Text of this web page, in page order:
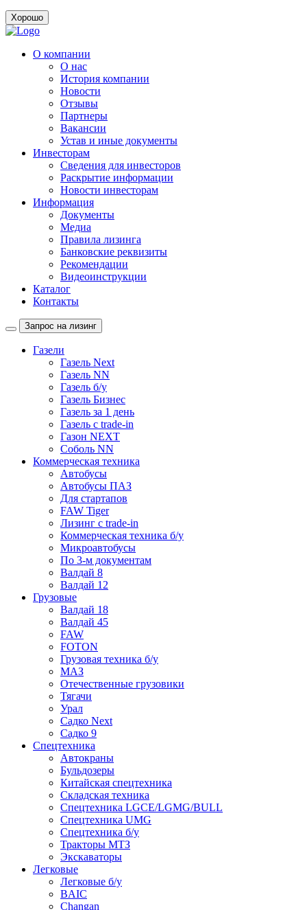
Хорошо
О компании
О нас
История компании
Новости
Отзывы
Партнеры
Вакансии
Устав и иные документы
Инвесторам
Сведения для инвесторов
Раскрытие информации
Новости инвесторам
Информация
Документы
Медиа
Правила лизинга
Банковские реквизиты
Рекомендации
Видеоинструкции
Каталог
Контакты
Запрос на лизинг
Газели
Газель Next
Газель NN
Газель б/у
Газель Бизнес
Газель за 1 день
Газель с trade-in
Газон NEXT
Соболь NN
Коммерческая техника
Автобусы
Автобусы ПАЗ
Для стартапов
FAW Tiger
Лизинг с trade-in
Коммерческая техника б/у
Микроавтобусы
По 3-м документам
Валдай 8
Валдай 12
Грузовые
Валдай 18
Валдай 45
FAW
FOTON
Грузовая техника б/у
МАЗ
Отечественные грузовики
Тягачи
Урал
Садко Next
Садко 9
Спецтехника
Автокраны
Бульдозеры
Китайская спецтехника
Складская техника
Спецтехника LGCE/LGMG/BULL
Спецтехника UMG
Спецтехника б/у
Тракторы МТЗ
Экскаваторы
Легковые
Легковые б/у
BAIC
Changan